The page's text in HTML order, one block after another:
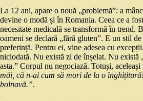
La 12 ani, apare o nouă „problemă”: a
devine o modă și în Romania. Ceea ce a
necesitate medicală se transformă în trend.
oameni se declară „fără gluten”. E un stil
preferință. Pentru ei, vine adesea cu
niciodată. Nu există zi de înșelat. Nu există
asta.” Corpul nu negociază. Totuși, aceleași
măi, că n-ai cum să mori de la o
bolnavă.”.